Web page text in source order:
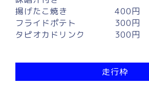
揚げたこ焼き
400円
フライドポテト
300円
タピオカドリンク
300円
走行枠